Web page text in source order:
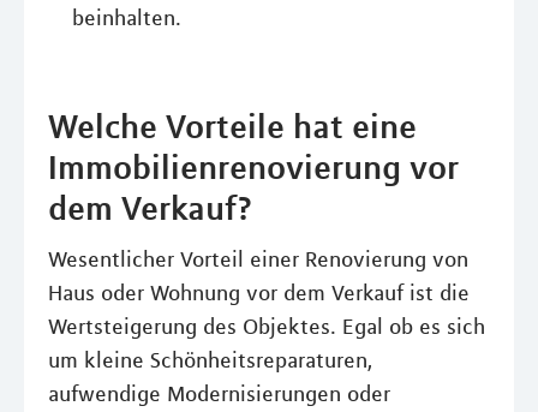
beinhalten.
Welche Vorteile hat eine
Immobilienrenovierung vor
dem Verkauf?
Wesentlicher Vorteil einer Renovierung von
Haus oder Wohnung vor dem Verkauf ist die
Wertsteigerung des Objektes. Egal ob es sich
um kleine Schönheitsreparaturen,
aufwendige Modernisierungen oder